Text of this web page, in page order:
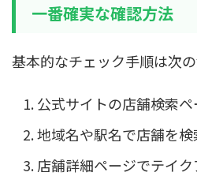
一番確実な確認方法
基本的なチェック手順は次の
公式サイトの店舗検索ペ
地域名や駅名で店舗を検
店舗詳細ページでテイ